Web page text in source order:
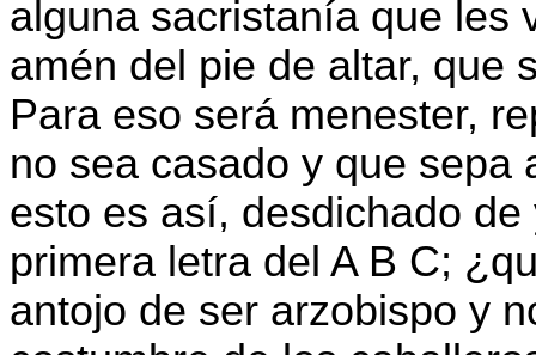
alguna sacristanía que les
amén del pie de altar, que
Para eso será menester,
no sea casado y que sepa
esto es así, desdichado
primera letra del A B C;
antojo de ser arzobispo y